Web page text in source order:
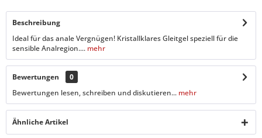
Beschreibung
Ideal für das anale Vergnügen! Kristallklares Gleitgel speziell für die
sensible Analregion.... mehr
Bewertungen
0
Bewertungen lesen, schreiben und diskutieren... mehr
Ähnliche Artikel